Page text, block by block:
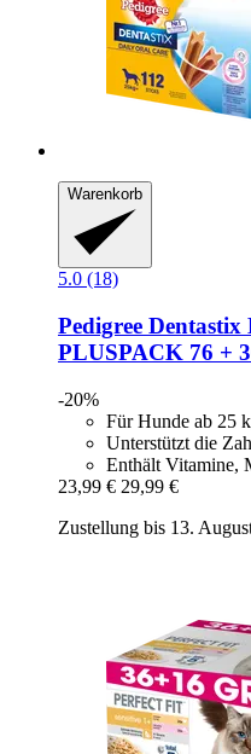
Warenkorb
5.0 (18)
Pedigree Dentastix
PLUSPACK 76 +
-20%
Für Hunde ab 25
Unterstützt die
Enthält Vitamine,
23,99 € 29,99 €
Zustellung bis 13.